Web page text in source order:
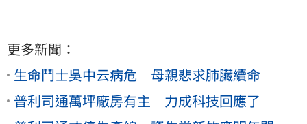
更多新聞：
生命鬥士吳中云病危 母親悲求肺臟續命
普利司通萬坪廠房有主 力成科技回應了